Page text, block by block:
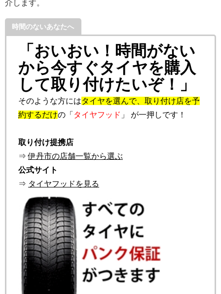
介します。
時間のないあなたへ
「おいおい！時間がない
から今すぐタイヤを購入
して取り付けたいぞ！」
そのような方にはタイヤを選んで、取り付け店を予
約するだけの「 タイヤフッド 」 が一押しです！
取り付け提携店
⇒伊丹市の店舗一覧から選ぶ
公式サイト
⇒ タイヤフッドを見る